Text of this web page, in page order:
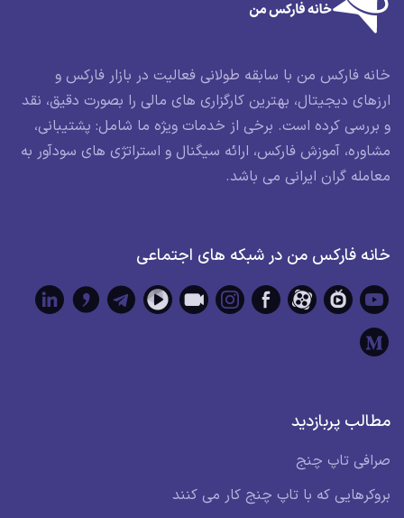
خانه فارکس من با سابقه طولانی فعالیت در بازار فارکس و
ارزهای دیجیتال، بهترین کارگزاری های مالی را بصورت دقیق، نقد
و بررسی کرده است. برخی از خدمات ویژه ما شامل: پشتیبانی،
مشاوره، آموزش فارکس، ارائه سیگنال و استراتژی های سودآور به
معامله گران ایرانی می باشد.
خانه فارکس من در شبکه های اجتماعی
مطالب پربازدید
صرافی تاپ چنج
بروکرهایی که با تاپ چنج کار می کنند